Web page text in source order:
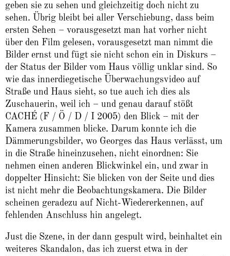
geben sie zu sehen und gleichzeitig doch nicht zu
sehen. Übrig bleibt bei aller Verschiebung, dass beim
ersten Sehen – vorausgesetzt man hat vorher nicht
über den Film gelesen, vorausgesetzt man nimmt die
Bilder ernst und fügt sie nicht schon ein in Diskurs –
der Status der Bilder vom Haus völlig unklar sind. So
wie das innerdiegetische Überwachungsvideo auf
Straße und Haus sieht, so tue auch ich dies als
Zuschauerin, weil ich – und genau darauf stößt
CACHÉ (F / Ö / D / I 2005) den Blick – mit der
Kamera zusammen blicke. Darum konnte ich die
Dämmerungsbilder, wo Georges das Haus verlässt, um
in die Straße hineinzusehen, nicht einordnen: Sie
nehmen einen anderen Blickwinkel ein, und zwar in
doppelter Hinsicht: Sie blicken von der Seite und dies
ist nicht mehr die Beobachtungskamera. Die Bilder
scheinen geradezu auf Nicht-Wiedererkennen, auf
fehlenden Anschluss hin angelegt.
Just die Szene, in der dann gespult wird, beinhaltet ein
weiteres Skandalon, das ich zuerst etwa in der